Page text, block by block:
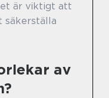
är viktigt att
säkerställa
av